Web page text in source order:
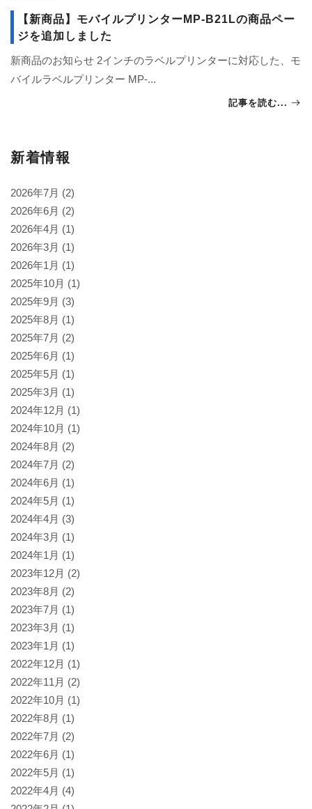
新着情報
2026年7月 (2)
2026年6月 (2)
2026年4月 (1)
2026年3月 (1)
2026年1月 (1)
2025年10月 (1)
2025年9月 (3)
2025年8月 (1)
2025年7月 (2)
2025年6月 (1)
2025年5月 (1)
2025年3月 (1)
2024年12月 (1)
2024年10月 (1)
2024年8月 (2)
2024年7月 (2)
2024年6月 (1)
2024年5月 (1)
2024年4月 (3)
2024年3月 (1)
2024年1月 (1)
2023年12月 (2)
2023年8月 (2)
2023年7月 (1)
2023年3月 (1)
2023年1月 (1)
2022年12月 (1)
2022年11月 (2)
2022年10月 (1)
2022年8月 (1)
2022年7月 (2)
2022年6月 (1)
2022年5月 (1)
2022年4月 (4)
【新商品】モバイルプリンターMP-B21Lの商品ペー
ジを追加しました
新商品のお知らせ 2インチのラベルプリンターに対応した、モ
バイルラベルプリンター MP-...
記事を読む...